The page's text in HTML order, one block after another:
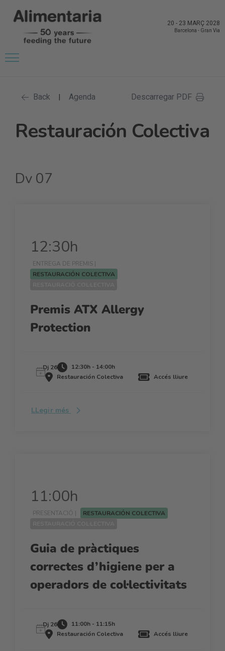
20 - 23 MARÇ 2028
Barcelona - Gran Via
Back | Agenda Descarregar PDF
Restauración Colectiva
Dv 07
12:30h
ENTREGA DE PREMIS |
RESTAURACIÓN COLECTIVA
Premis ATX Allergy
Protection
Dj 26
12:30h - 14:00h
Restauración Colectiva
Accés lliure
LLegir més
11:00h
PRESENTACIÓ |
RESTAURACIÓN COLECTIVA
Guia de pràctiques
correctes d’higiene per a
operadors de col·lectivitats
Dj 26
11:00h - 11:15h
Restauración Colectiva
Accés lliure